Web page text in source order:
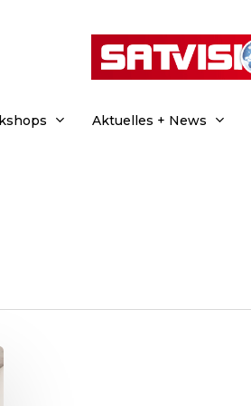
Aktuelles + News